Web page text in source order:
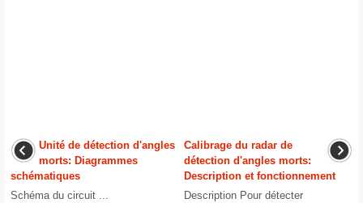
Unité de détection d'angles
morts: Diagrammes
schématiques
Schéma du circuit ...
Calibrage du radar de
détection d'angles morts:
Description et fonctionnement
Description Pour détecter